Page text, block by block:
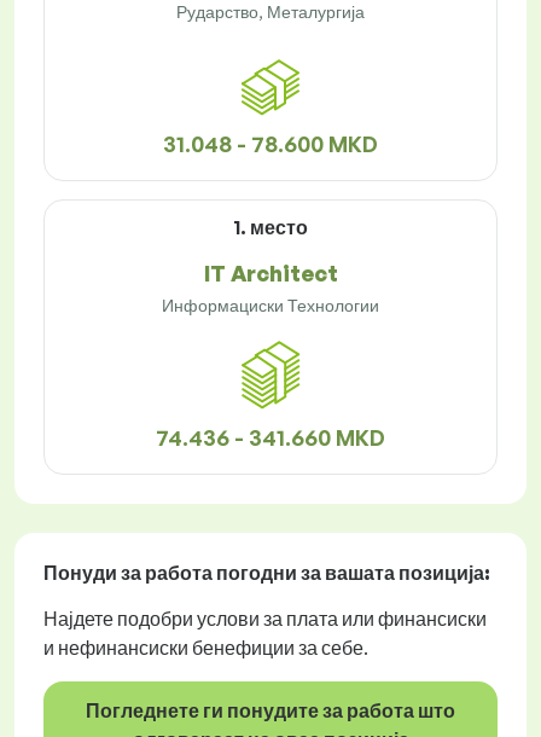
Рударство, Металургија
31.048 - 78.600 MKD
1. место
IT Architect
Информациски Технологии
74.436 - 341.660 MKD
Понуди за работа погодни за вашата позиција:
Најдете подобри услови за плата или финансиски
и нефинансиски бенефиции за себе.
Погледнете ги понудите за работа што